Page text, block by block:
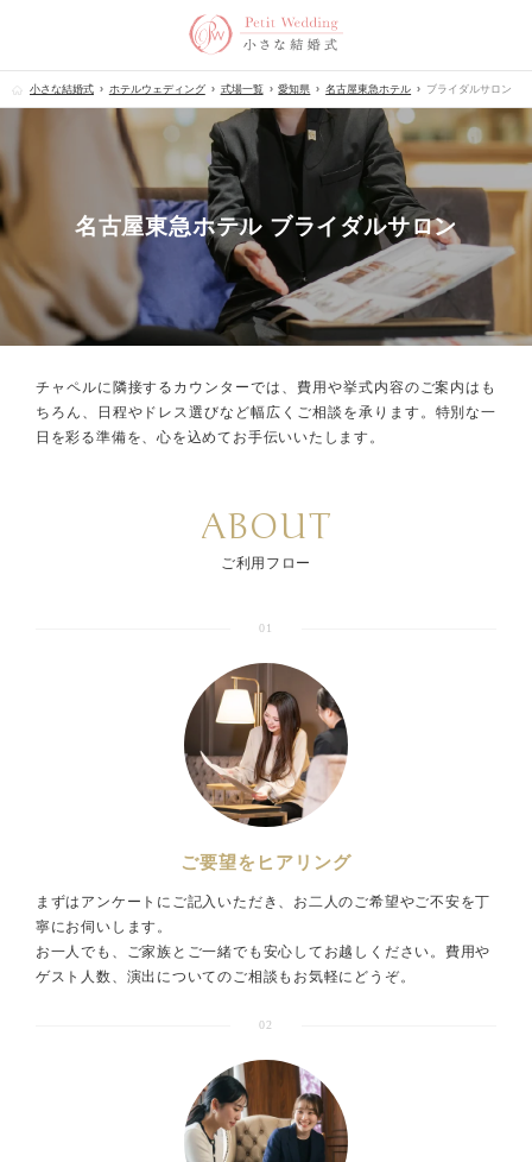
小さな結婚式 ホテルウェディング 式場一覧 愛知県 名古屋東急ホテル ブライダルサロン
名古屋東急ホテル ブライダルサロン
チャペルに隣接するカウンターでは、 費用や挙式内容のご案内はも
ちろん、
日程やドレス選びなど幅広くご相談を承ります。 特別な一
日を彩る準備を、心を込めてお手伝いいたします。
ABOUT
ご利用フロー
01
ご要望をヒアリング
まずはアンケートにご記入いただき、お二人のご希望やご不安を丁
寧にお伺いします。
お一人でも、ご家族とご一緒でも安心してお越しください。費用や
ゲスト人数、演出についてのご相談もお気軽にどうぞ。
02